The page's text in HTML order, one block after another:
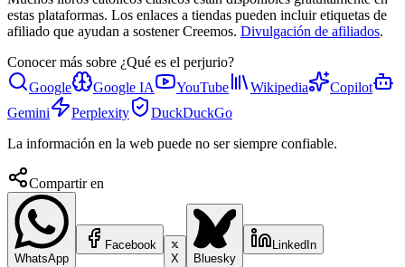
estas plataformas. Los enlaces a tiendas pueden incluir etiquetas de
afiliado que ayudan a sostener Creemos. Divulgación de afiliados.
Conocer más sobre ¿Qué es el perjurio?
Google
Google IA YouTube Wikipedia
Copilot
Gemini
Perplexity
DuckDuckGo
La información en la web puede no ser siempre confiable.
Compartir en
WhatsApp
Facebook
X
Bluesky
LinkedIn